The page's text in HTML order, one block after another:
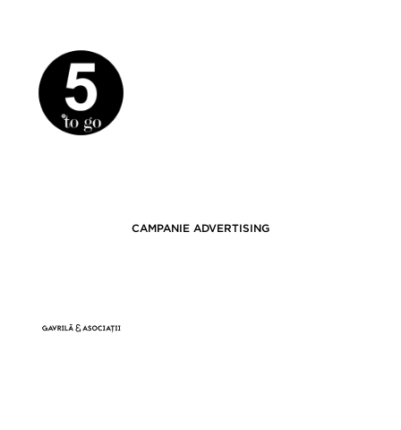
CAMPANIE ADVERTISING